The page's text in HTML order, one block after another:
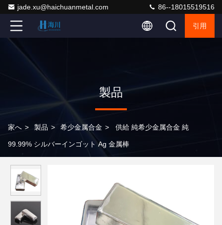
jade.xu@haichuanmetal.com 86--18015519516
引用
製品
家へ > 製品 > 希少金属合金 > 供給 純希少金属合金 純
99.99% シルバーインゴット Ag 金属棒